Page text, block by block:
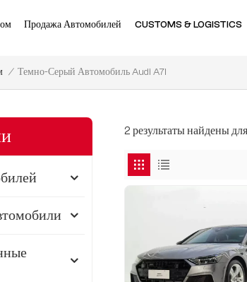
Продажа Автомобилей CUSTOMS & LOGISTICS
/ Темно-Серый Автомобиль Audi A7l
2 результаты найдены